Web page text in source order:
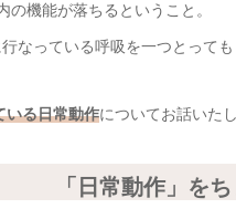
機能が落ちるということ。
なっている呼吸を一つとって
いる日常動作についてお話いたし
「日常動作」を